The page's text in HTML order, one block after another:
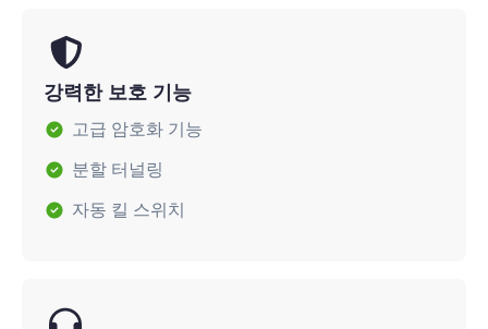
강력한 보호 기능
고급 암호화 기능
분할 터널링
자동 킬 스위치